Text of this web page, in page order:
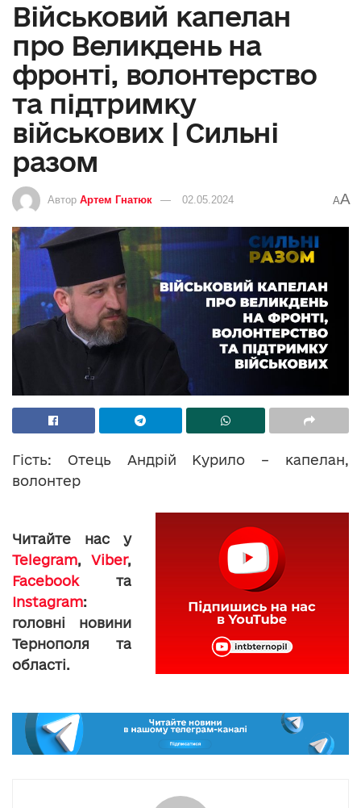
Військовий капелан
про Великдень на
фронті, волонтерство
та підтримку
військових | Сильні
разом
Автор Артем Гнатюк 02.05.2024 AA
Гість: Отець Андрій Курило – капелан,
волонтер
Читайте нас у
Telegram, Viber,
Facebookта
Instagram:
головні новини
Тернополя та
області.